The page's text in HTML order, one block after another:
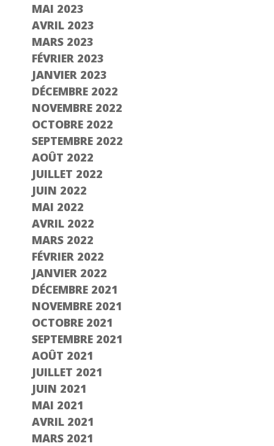
MAI 2023
AVRIL 2023
MARS 2023
FÉVRIER 2023
JANVIER 2023
DÉCEMBRE 2022
NOVEMBRE 2022
OCTOBRE 2022
SEPTEMBRE 2022
AOÛT 2022
JUILLET 2022
JUIN 2022
MAI 2022
AVRIL 2022
MARS 2022
FÉVRIER 2022
JANVIER 2022
DÉCEMBRE 2021
NOVEMBRE 2021
OCTOBRE 2021
SEPTEMBRE 2021
AOÛT 2021
JUILLET 2021
JUIN 2021
MAI 2021
AVRIL 2021
MARS 2021